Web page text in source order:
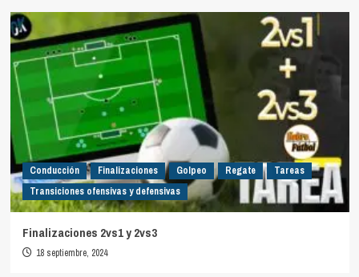
Conducción Finalizaciones Golpeo Regate
Tareas
Transiciones ofensivas y defensivas
Finalizaciones 2vs1 y 2vs3
18 septiembre, 2024